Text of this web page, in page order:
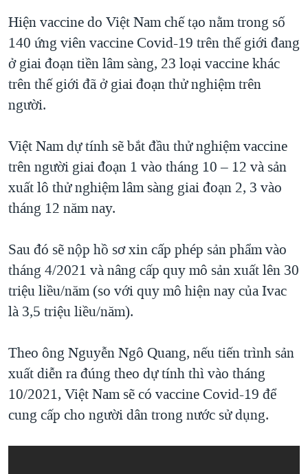
Hiện vaccine do Việt Nam chế tạo nằm trong số
140 ứng viên vaccine Covid-19 trên thế giới đang
ở giai đoạn tiền lâm sàng, 23 loại vaccine khác
trên thế giới đã ở giai đoạn thử nghiệm trên
người.
Việt Nam dự tính sẽ bắt đầu thử nghiệm vaccine
trên người giai đoạn 1 vào tháng 10 – 12 và sản
xuất lô thử nghiệm lâm sàng giai đoạn 2, 3 vào
tháng 12 năm nay.
Sau đó sẽ nộp hồ sơ xin cấp phép sản phẩm vào
tháng 4/2021 và nâng cấp quy mô sản xuất lên 30
triệu liều/năm (so với quy mô hiện nay của Ivac
là 3,5 triệu liều/năm).
Theo ông Nguyễn Ngô Quang, nếu tiến trình sản
xuất diễn ra đúng theo dự tính thì vào tháng
10/2021, Việt Nam sẽ có vaccine Covid-19 để
cung cấp cho người dân trong nước sử dụng.